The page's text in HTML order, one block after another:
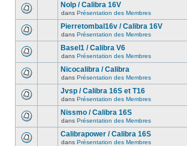
Nolp / Calibra 16V
dans Présentation des Membres
Pierretombal16v / Calibra 16V
dans Présentation des Membres
Basel1 / Calibra V6
dans Présentation des Membres
Nicocalibra / Calibra
dans Présentation des Membres
Jvsp / Calibra 16S et T16
dans Présentation des Membres
Nissmo / Calibra 16S
dans Présentation des Membres
Calibrapower / Calibra 16S
dans Présentation des Membres